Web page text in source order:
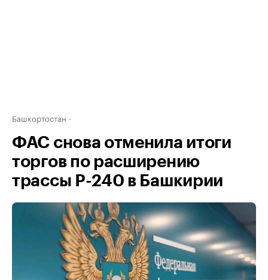
Башкортостан
ФАС снова отменила итоги
торгов по расширению
трассы Р-240 в Башкирии